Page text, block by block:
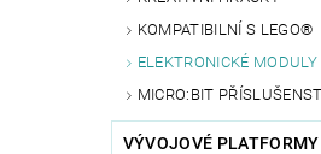
KOMPATIBILNÍ S LEGO®
ELEKTRONICKÉ MODULY
MICRO:BIT
VÝVOJOVÉ PLATFORMY